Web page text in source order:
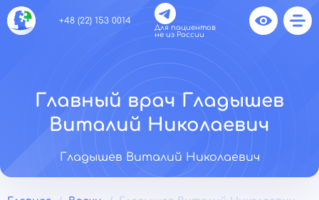
+48 (22) 153 0014
Для пациентов
не из России
Главный врач Гладышев
Виталий Николаевич
Гладышев Виталий Николаевич